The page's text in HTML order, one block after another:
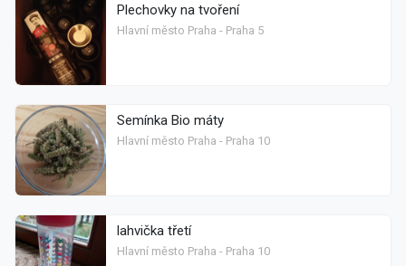
Plechovky na tvoření
Hlavní město Praha - Praha 5
Semínka Bio máty
Hlavní město Praha - Praha 10
lahvička třetí
Hlavní město Praha - Praha 10